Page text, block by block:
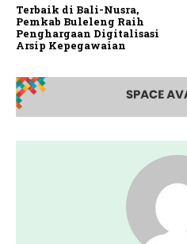
Terbaik di Bali-Nusra,
Pemkab Buleleng Raih
Penghargaan Digitalisasi
Arsip Kepegawaian